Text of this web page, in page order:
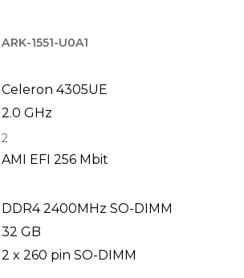
ARK-1551-U0A1
Celeron 4305UE
2.0 GHz
2
AMI EFI 256 Mbit
DDR4 2400MHz SO-DIMM
32 GB
2 x 260 pin SO-DIMM